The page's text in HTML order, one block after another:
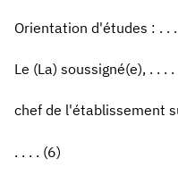
Orientation d'études : . .
Le (La) soussigné(e), . . . .
chef de l'établissement
. . . . (6)